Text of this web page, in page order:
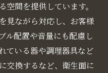
空間を提供しています。
見ながら対応し、お客様
ル配置や音量にも配慮し
ている器や調理器具など
交換するなど、衛生面に